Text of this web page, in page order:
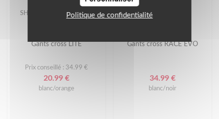
-40%
SHOT
Gants cross LITE
Prix conseillé : 34.99 €
20.99 €
blanc/orange
SHOT
Gants cross RACE EVO
34.99 €
blanc/noir
Politique de confidentialité